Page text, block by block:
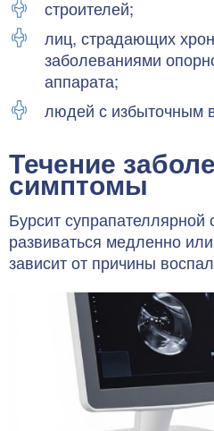
строителей;
лиц, страдающих
заболеваниями
аппарата;
людей с избыточным
Течение
симптомы
Бурсит супрапателлярной
развиваться медленно
зависит от причины